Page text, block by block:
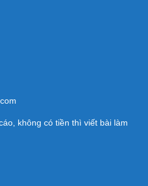
không có tiền thì viết bài làm